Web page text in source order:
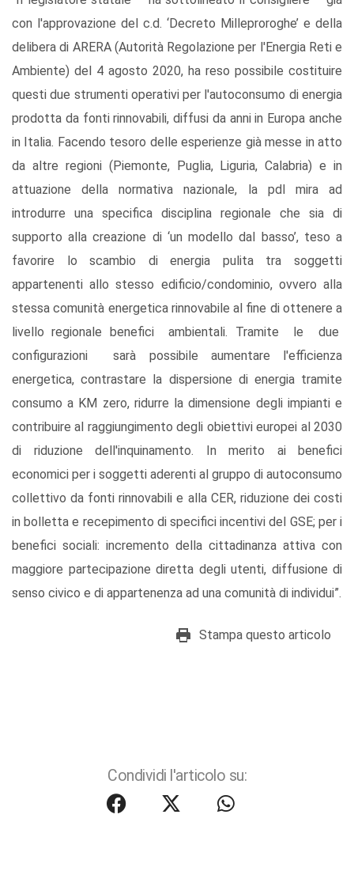
con l'approvazione del c.d. ‘Decreto Milleproroghe’ e della
delibera di ARERA (Autorità Regolazione per l'Energia Reti e
Ambiente) del 4 agosto 2020, ha reso possibile costituire
questi due strumenti operativi per l'autoconsumo di energia
prodotta da fonti rinnovabili, diffusi da anni in Europa anche
in Italia. Facendo tesoro delle esperienze già messe in atto
da altre regioni (Piemonte, Puglia, Liguria, Calabria) e in
attuazione della normativa nazionale, la pdl mira ad
introdurre una specifica disciplina regionale che sia di
supporto alla creazione di ‘un modello dal basso’, teso a
favorire lo scambio di energia pulita tra soggetti
appartenenti allo stesso edificio/condominio, ovvero alla
stessa comunità energetica rinnovabile al fine di ottenere a
livello regionale benefici ambientali. Tramite le due
configurazioni sarà possibile aumentare l'efficienza
energetica, contrastare la dispersione di energia tramite
consumo a KM zero, ridurre la dimensione degli impianti e
contribuire al raggiungimento degli obiettivi europei al 2030
di riduzione dell'inquinamento. In merito ai benefici
economici per i soggetti aderenti al gruppo di autoconsumo
collettivo da fonti rinnovabili e alla CER, riduzione dei costi
in bolletta e recepimento di specifici incentivi del GSE; per i
benefici sociali: incremento della cittadinanza attiva con
maggiore partecipazione diretta degli utenti, diffusione di
senso civico e di appartenenza ad una comunità di individui”.
Stampa questo articolo
Condividi l'articolo su: